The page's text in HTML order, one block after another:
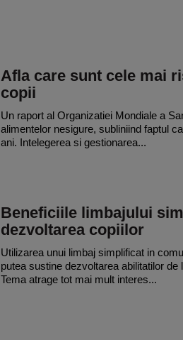
Afla care sunt cele mai
copii
Un raport al Organizatiei Mondiale a
alimentelor nesigure, subliniind faptul
ani. Intelegerea si gestionarea...
Beneficiile limbajului
dezvoltarea copiilor
Utilizarea unui limbaj simplificat in
putea sustine dezvoltarea abilitatilor
Tema atrage tot mai mult interes...